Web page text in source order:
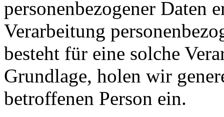
personenbezogener Daten
Verarbeitung
besteht für eine solche
Grundlage, holen wir
betroffenen Person ein.